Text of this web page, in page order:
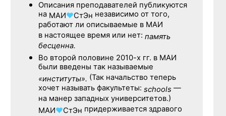
Описания преподавателей публикуются
на МАИ♥СтЭн независимо от того,
работают ли описываемые в МАИ
в настоящее время или нет: память
бесценна.
Во второй половине 2010-х гг. в МАИ
были введены так называемые
«институты». (Так начальство теперь
хочет называть факультеты: schools —
на манер западных университетов.)
МАИ♥СтЭн придерживается здравого